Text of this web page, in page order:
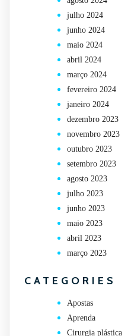
julho 2024
junho 2024
maio 2024
abril 2024
março 2024
fevereiro 2024
janeiro 2024
dezembro 2023
novembro 2023
outubro 2023
setembro 2023
agosto 2023
julho 2023
junho 2023
maio 2023
abril 2023
março 2023
CATEGORIES
Apostas
Aprenda
Cirurgia plástica